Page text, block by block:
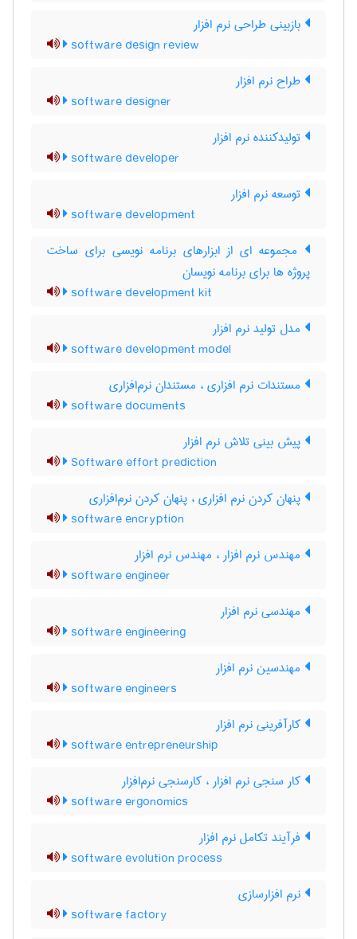
بازبینی طراحی نرم ‌افزار
software design review
طراح نرم‌ افزار
software designer
تولیدکننده نرم ‌افزار
software developer
توسعه نرم افزار
software development
مجموعه ای از ابزارهای برنامه نویسی برای ساخت
پروژه ها برای برنامه نویسان
software development kit
مدل تولید نرم ‌افزار
software development model
مستندات نرم افزاری ، مستندان نرم‌‌افزاری
software documents
پیش بینی تلاش نرم افزار
Software effort prediction
پنهان کردن نرم افزاری ، پنهان کردن نرم‌افزاری
software encryption
مهندس نرم افزار ، مهندس نرم‌ افزار
software engineer
مهندسی نرم افزار
software engineering
مهندسین نرم افزار
software engineers
کارآفرینی نرم افزار
software entrepreneurship
کار سنجی نرم افزار ، کارسنجی نرم‌افزار
software ergonomics
فرآیند تکامل نرم افزار
software evolution process
نرم‌ افزارسازی
software factory